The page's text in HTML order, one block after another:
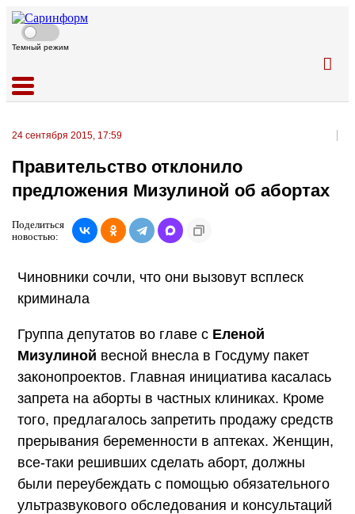
Темный режим
24 сентября 2015, 17:59
Правительство отклонило
предложения Мизулиной об абортах
Поделиться
новостью:
Чиновники сочли, что они вызовут всплеск
криминала
Группа депутатов во главе с Еленой
Мизулиной весной внесла в Госдуму пакет
законопроектов. Главная инициатива касалась
запрета на аборты в частных клиниках. Кроме
того, предлагалось запретить продажу средств
прерывания беременности в аптеках. Женщин,
все-таки решивших сделать аборт, должны
были переубеждать с помощью обязательного
ультразвукового обследования и консультаций